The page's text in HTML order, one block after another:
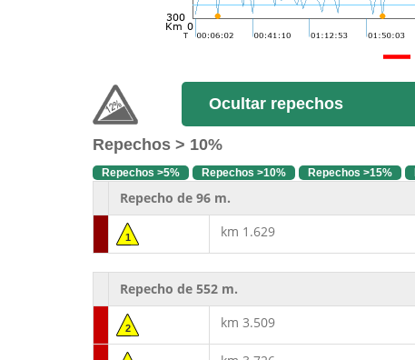
Ocultar repechos
Repechos > 10%
Repechos >5% Repechos >10% Repechos >15%
Repecho de 96 m.
1 km 1.629
Repecho de 552 m.
2 km 3.509